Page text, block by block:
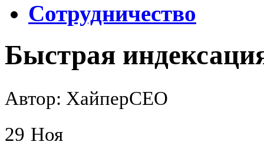
Сотрудничество
Быстрая
Автор: ХайперСЕО
29 Ноя